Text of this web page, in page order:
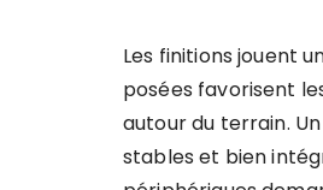
Les finitions jouent
posées favorisent
autour du terrain.
stables et bien